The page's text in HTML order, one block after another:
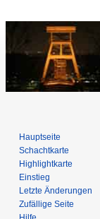
Hauptseite
Schachtkarte
Highlightkarte
Einstieg
Letzte Änderungen
Zufällige Seite